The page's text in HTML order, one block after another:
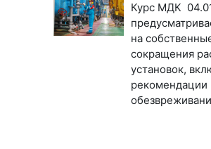
Курс МДК
на
сокращения
установок,
рекомендации